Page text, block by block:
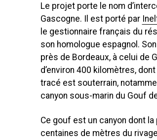
Le projet porte le nom
Gascogne. Il est porté par
le gestionnaire français du
son homologue espagnol.
près de Bordeaux, à celui de
d’environ 400 kilomètres,
tracé est souterrain,
canyon sous-marin du Gouf
Ce gouf est un canyon dont
centaines de mètres du